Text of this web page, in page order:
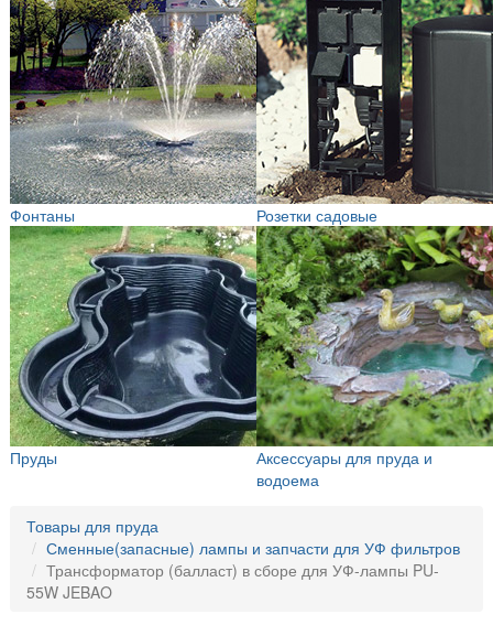
Фонтаны Розетки садовые
Пруды
Аксессуары для пруда и
водоема
Товары для пруда
Сменные(запасные) лампы и запчасти для УФ фильтров
Трансформатор (балласт) в сборе для УФ-лампы PU-
55W JEBAO